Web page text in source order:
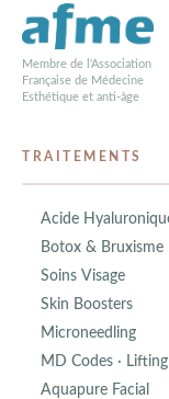
Membre de l'Association
Française de Médecine
Esthétique et anti-âge
TRAITEMENTS
Acide
Botox & Bruxisme
Soins Visage
Skin Boosters
Microneedling
MD Codes ·
Aquapure Facial